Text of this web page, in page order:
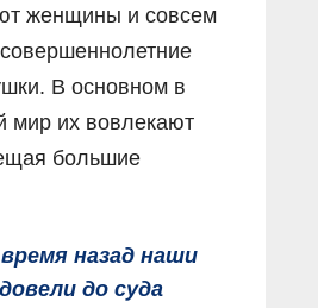
женщины и совсем
В основном в
мир их вовлекают
большие
назад наши
до суда